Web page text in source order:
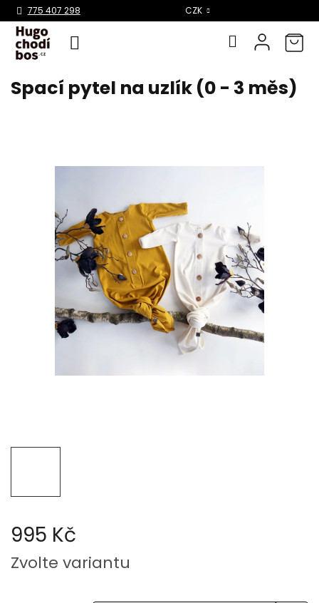
Přejít
775 407 298 CZK
Spací pytel na uzlík (0 - 3 měs)
995 Kč
Měrná
cena:
Zvolte variantu